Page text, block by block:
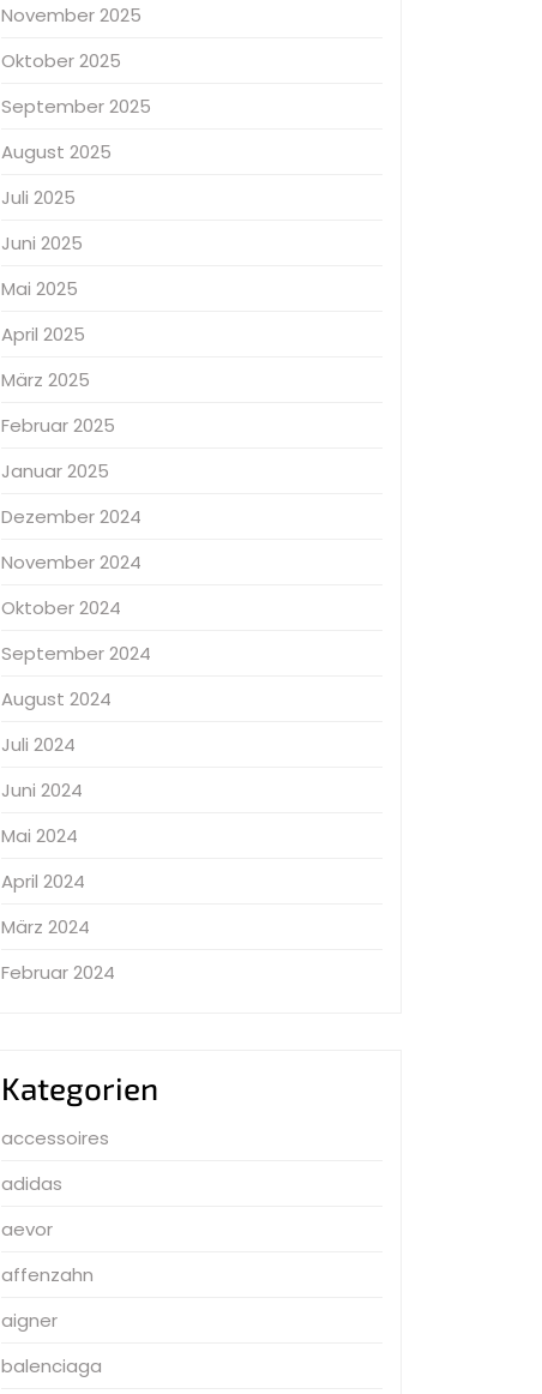
November 2025
Oktober 2025
September 2025
August 2025
Juli 2025
Juni 2025
Mai 2025
April 2025
März 2025
Februar 2025
Januar 2025
Dezember 2024
November 2024
Oktober 2024
September 2024
August 2024
Juli 2024
Juni 2024
Mai 2024
April 2024
März 2024
Februar 2024
Kategorien
accessoires
adidas
aevor
affenzahn
aigner
balenciaga